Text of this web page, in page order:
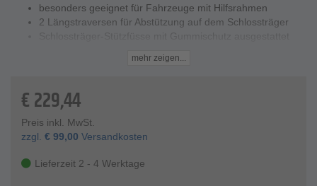
besonders geeignet für Fahrzeuge mit Hilfsrahmen
2 Längstraversen für Abstützung auf dem Schlossträger
der Traverse verhindert
Tragkraft - 315 kg
Breite - variable bis 1500 mm
Länge der Längsträger - variable von 510 bis 845 mm
mehr zeigen...
€229,44
Preis inkl. MwSt.
zzgl. € 99,00 Versandkosten
Lieferzeit 2 - 4 Werktage